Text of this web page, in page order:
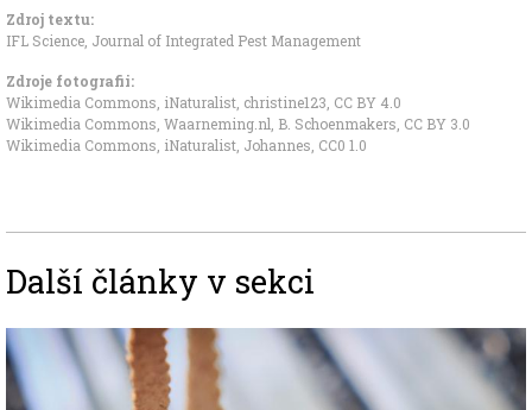
Zdroj textu:
IFL Science Journal of Integrated Pest Management
Zdroje fotografii:
Wikimedia Commons, iNaturalist, christine123 CC BY 4.0
Wikimedia Commons, Waarneming.nl, B. Schoenmakers CC BY 3.0
Wikimedia Commons, iNaturalist, Johannes CC0 1.0
Další články v sekci
Image